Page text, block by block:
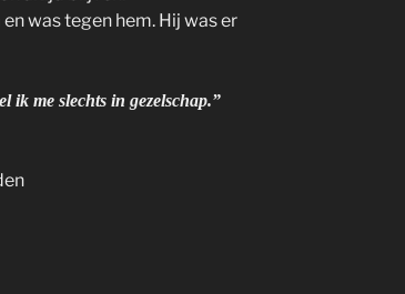
was tegen hem. Hij was er
ik me slechts in gezelschap.”